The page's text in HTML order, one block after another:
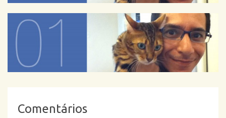
Comentários